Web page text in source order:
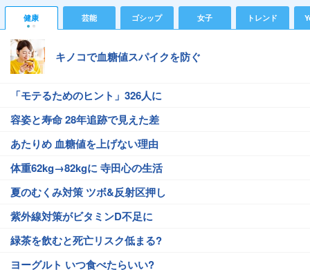
健康 芸能 ゴシップ 女子 トレンド
キノコで血糖値スパイクを防ぐ
「モテるためのヒント」326人に
容姿と寿命 28年追跡で見えた差
あたりめ 血糖値を上げない理由
体重62kg→82kgに 寺田心の生活
夏のむくみ対策 ツボ&反射区押し
紫外線対策がビタミンD不足に
緑茶を飲むと死亡リスク低まる?
ヨーグルト いつ食べたらいい?